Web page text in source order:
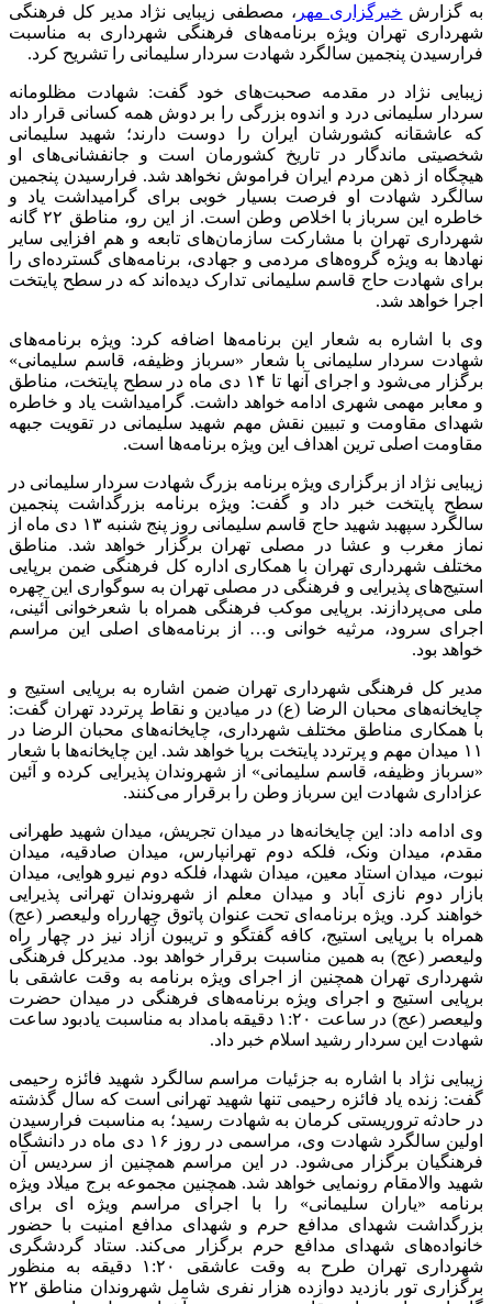
به گزارش خبرگزاری مهر ، مصطفی زیبایی نژاد مدیر کل فرهنگی
شهرداری تهران ویژه برنامه‌های فرهنگی شهرداری به مناسبت
فرارسیدن پنجمین سالگرد شهادت سردار سلیمانی را تشریح کرد.
زیبایی نژاد در مقدمه صحبت‌های خود گفت: شهادت مظلومانه
سردار سلیمانی درد و اندوه بزرگی را بر دوش همه کسانی قرار داد
که عاشقانه کشورشان ایران را دوست دارند؛ شهید سلیمانی
شخصیتی ماندگار در تاریخ کشورمان است و جانفشانی‌های او
هیچگاه از ذهن مردم ایران فراموش نخواهد شد. فرارسیدن پنجمین
سالگرد شهادت او فرصت بسیار خوبی برای گرامیداشت یاد و
خاطره این سرباز با اخلاص وطن است. از این رو، مناطق ۲۲
گانه
شهرداری تهران با مشارکت سازمان‌های تابعه و هم افزایی سایر
نهادها به ویژه گروه‌های مردمی و جهادی، برنامه‌های گسترده‌ای را
برای شهادت حاج قاسم سلیمانی تدارک دیده‌اند که در سطح پایتخت
اجرا خواهد شد.
وی با اشاره به شعار این برنامه‌ها اضافه کرد: ویژه برنامه‌های
شهادت سردار سلیمانی با شعار «سرباز وظیفه، قاسم سلیمانی»
برگزار می‌شود و اجرای آنها تا ۱۴ دی ماه در سطح پایتخت، مناطق
و معابر مهمی شهری ادامه خواهد داشت. گرامیداشت یاد و خاطره
شهدای مقاومت و تبیین نقش مهم شهید سلیمانی در تقویت جبهه
مقاومت اصلی ترین اهداف این ویژه برنامه‌ها است.
زیبایی نژاد از برگزاری ویژه برنامه بزرگ شهادت سردار سلیمانی در
سطح پایتخت خبر داد و گفت: ویژه برنامه بزرگداشت پنجمین
سالگرد سپهبد شهید حاج قاسم سلیمانی روز پنج شنبه ۱۳ دی ماه از
نماز مغرب و عشا در مصلی تهران برگزار خواهد شد. مناطق
مختلف شهرداری تهران با همکاری اداره کل فرهنگی ضمن برپایی
استیج‌های پذیرایی و فرهنگی در مصلی تهران به سوگواری این چهره
ملی می‌پردازند. برپایی موکب فرهنگی همراه با شعرخوانی آئینی،
اجرای سرود، مرثیه خوانی و… از برنامه‌های اصلی این مراسم
خواهد بود.
مدیر کل فرهنگی شهرداری تهران ضمن اشاره به برپایی استیج و
چایخانه‌های محبان
الرضا (ع)در میادین و نقاط پرتردد تهران گفت:
با همکاری مناطق مختلف شهرداری، چایخانه‌های محبان
الرضا در
۱۱ میدان مهم و پرتردد پایتخت برپا خواهد شد. این چایخانه‌ها با شعار
«سرباز وظیفه، قاسم سلیمانی» از شهروندان پذیرایی کرده و آئین
عزاداری شهادت این سرباز وطن را برقرار می‌کنند.
وی ادامه داد: این چایخانه‌ها در میدان تجریش، میدان شهید طهرانی
مقدم، میدان ونک، فلکه دوم تهرانپارس، میدان صادقیه، میدان
نبوت، میدان استاد معین، میدان شهدا، فلکه دوم نیرو هوایی، میدان
بازار دوم نازی آباد و میدان معلم از شهروندان تهرانی پذیرایی
خواهند کرد. ویژه برنامه‌ای تحت عنوان پاتوق چهارراه ولیعصر (عج)
همراه با برپایی استیج، کافه گفتگو و تریبون آزاد نیز در چهار راه
ولیعصر (عج) به همین مناسبت برقرار خواهد بود. مدیرکل فرهنگی
شهرداری تهران همچنین از اجرای ویژه برنامه به وقت عاشقی با
برپایی استیج و اجرای ویژه برنامه‌های فرهنگی در میدان حضرت
ولیعصر (عج
) در ساعت ۱:۲۰ دقیقه بامداد به مناسبت یادبود ساعت
شهادت این سردار رشید اسلام خبر داد.
زیبایی نژاد با اشاره به جزئیات مراسم سالگرد شهید فائزه رحیمی
گفت: زنده یاد فائزه رحیمی تنها شهید تهرانی است که سال گذشته
در حادثه تروریستی کرمان به شهادت رسید؛ به مناسبت فرارسیدن
اولین سالگرد شهادت وی، مراسمی در روز ۱۶ دی ماه در دانشگاه
فرهنگیان برگزار می‌شود. در این مراسم همچنین از سردیس آن
شهید والامقام رونمایی خواهد شد. همچنین مجموعه برج میلاد ویژه
برنامه «یاران سلیمانی» را با اجرای مراسم ویژه
ای برای
بزرگداشت شهدای مدافع حرم و شهدای مدافع امنیت با حضور
خانواده‌های شهدای مدافع حرم برگزار می‌کند. ستاد گردشگری
شهرداری تهران طرح به وقت عاشقی ۱:۲۰ دقیقه به منظور
برگزاری تور بازدید دوازده هزار نفری شامل شهروندان مناطق ۲۲